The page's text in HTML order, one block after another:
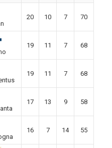
20 10 7 70
19 11 7 68
19 11 7 68
17 13 9 58
16 7 14 55